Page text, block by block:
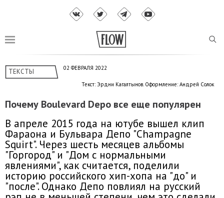
ТЕКСТЫ 02 ФЕВРАЛЯ 2022
Текст: Эрдни Кагалтынов. Оформление: Андрей Солок
Почему Boulevard Depo все еще популярен
В апреле 2015 года на ютубе вышел клип
Фараона и Бульвара Депо "Champagne
Squirt". Через шесть месяцев альбомы
"Горгород" и "Дом с нормальными
явлениями", как считается, поделили
историю российского хип-хопа на "до" и
"после". Однако Депо повлиял на русский